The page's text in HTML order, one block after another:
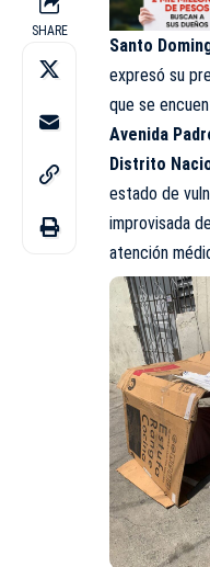
SHARE
Santo
expresó su
que se
Avenida
Distrito
estado de
improvisada
atención